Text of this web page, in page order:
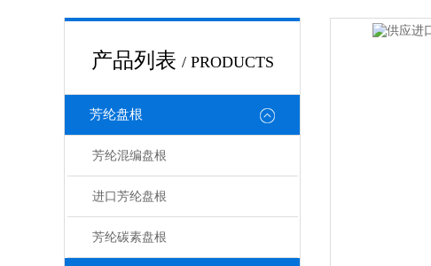
产品列表 / PRODUCTS
芳纶盘根
芳纶混编盘根
进口芳纶盘根
芳纶碳素盘根